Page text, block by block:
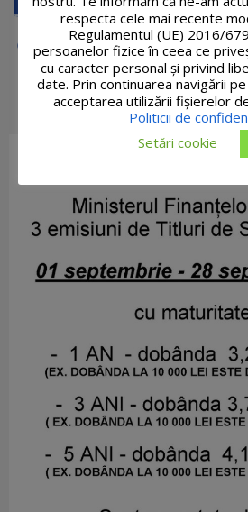
respecta cele mai recente
Regulamentul (UE) 2016/
persoanelor fizice în ceea ce
cu caracter personal și privind
date. Prin continuarea navigării
acceptarea utilizării fişierelor
Politicii de
Setări cookie